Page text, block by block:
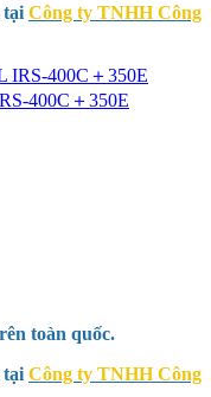
tại Công ty TNHH Công
400C＋350E
toàn quốc.
tại Công ty TNHH Công